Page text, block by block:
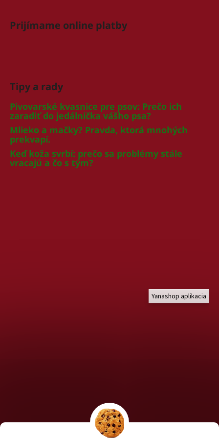
Prijímame online platby
Tipy a rady
Pivovarské kvasnice pre psov: Prečo ich
zaradiť do jedálnička vášho psa?
Mlieko a mačky? Pravda, ktorá mnohých
prekvapí.
Keď koža svrbí: prečo sa problémy stále
vracajú a čo s tým?
Yanashop aplikacia